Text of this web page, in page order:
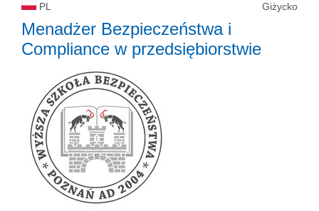
PL Giżycko
Menadżer Bezpieczeństwa i
Compliance w przedsiębiorstwie